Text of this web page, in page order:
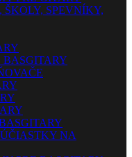
SPEVNÍKY,
NA